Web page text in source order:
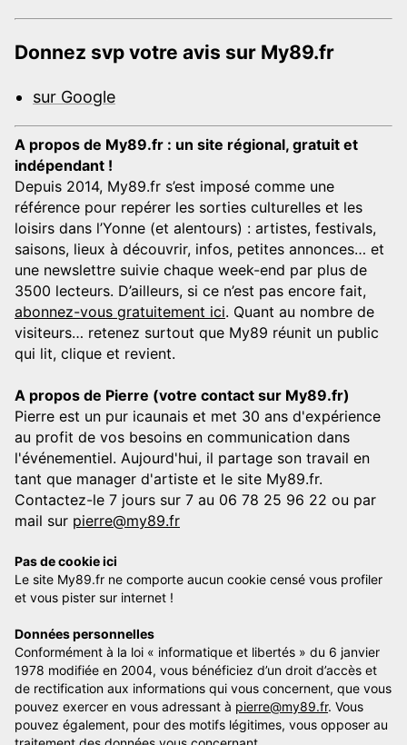
Donnez svp votre avis sur My89.fr
sur Google
A propos de My89.fr : un site régional, gratuit et
indépendant !
Depuis 2014, My89.fr s’est imposé comme une
référence pour repérer les sorties culturelles et les
loisirs dans l’Yonne (et alentours) : artistes, festivals,
saisons, lieux à découvrir, infos, petites annonces… et
une newslettre suivie chaque week-end par plus de
3500 lecteurs. D’ailleurs, si ce n’est pas encore fait,
abonnez-vous gratuitement ici. Quant au nombre de
visiteurs… retenez surtout que My89 réunit un public
qui lit, clique et revient.
A propos de Pierre (votre contact sur My89.fr)
Pierre est un pur icaunais et met 30 ans d'expérience
au profit de vos besoins en communication dans
l'événementiel. Aujourd'hui, il partage son travail en
tant que manager d'artiste et le site My89.fr.
Contactez-le 7 jours sur 7 au 06 78 25 96 22 ou par
mail sur pierre@my89.fr
Pas de cookie ici
Le site My89.fr ne comporte aucun cookie censé vous profiler
et vous pister sur internet !
Données personnelles
Conformément à la loi « informatique et libertés » du 6 janvier
1978 modifiée en 2004, vous bénéficiez d’un droit d’accès et
de rectification aux informations qui vous concernent, que vous
pouvez exercer en vous adressant à pierre@my89.fr. Vous
pouvez également, pour des motifs légitimes, vous opposer au